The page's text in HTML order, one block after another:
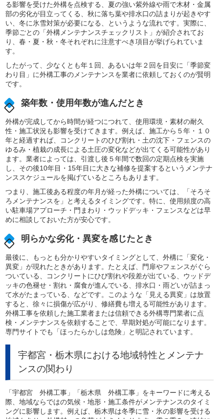
る影響を受けた外構を点検する、夏の強い紫外線や雨で木材・金属
部の劣化が目立ってくる、秋に落ち葉や排水口の詰まりが起きやす
い、冬に氷雪対策が必要になる、というような流れです。実際に、
季節ごとの「外構メンテナンスチェックリスト」が紹介されてお
り、春・夏・秋・冬それぞれに注意すべき項目が挙げられていま
す。
したがって、少なくとも年１回、あるいは年２回を目安に「季節変
わり目」に外構工事のメンテナンスを業者に依頼しておくのが賢明
です。
築年数・使用年数が進んだとき
外構が完成してから時間が経つにつれて、使用環境・素材の耐久
性・施工状況も影響を受けてきます。例えば、施工から５年・１０
年と経過すれば、コンクリートのひび割れ・土の沈下・フェンスの
ゆるみ・植栽の成長による土圧の変化などが出てくる可能性があり
ます。業者によっては、引渡し後５年間で数回の定期点検を実施
し、その後10年目・15年目に大きな補修を提案するというメンテナ
ンススケジュールを掲げているところもあります。
つまり、施工後ある程度の年月が経った外構については、「そろそ
ろメンテナンスを」と考えるタイミングです。特に、使用頻度の高
い駐車場アプローチ・門まわり・ウッドデッキ・フェンスなどは早
めに相談しておいた方が安心です。
明らかな劣化・異変を感じたとき
最後に、もっとも分かりやすいタイミングとして、外構に「変化・
異変」が現れたときがあります。たとえば、門扉やフェンスがぐら
ついている、コンクリートにひび割れや段差が出ている、ウッドデ
ッキの色褪せ・割れ・腐食が進んでいる、排水口・雨どいが詰まっ
て水がたまっている、などです。このような「見える異変」は放置
すると、徐々に損傷が広がり、修繕費も増える可能性があります。
外構工事を依頼した施工業者または信頼できる外構専門業者に点
検・メンテナンスを依頼することで、早期対処が可能になります。
専門サイトでも「ほったらかしは危険」と明記されています。
宇都宮・栃木県における地域特性とメンテナ
ンスの関わり
「宇都宮 外構工事」「栃木県 外構工事」をキーワードに考える
際、地域ならではの気候・地形・施工条件がメンテナンスのタイミ
ングに影響します。例えば、栃木県は冬季に雪・氷の影響を受ける